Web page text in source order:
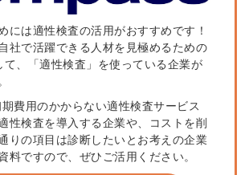
には適性検査の活用がおすすめです！
社で活躍できる人材を見極めるための
て、「適性検査」を使っている企業が
費用のかからない適性検査サービス
性検査を導入する企業や、コストを削
りの項目は診断したいとお考えの企業
料ですので、ぜひご活用ください。